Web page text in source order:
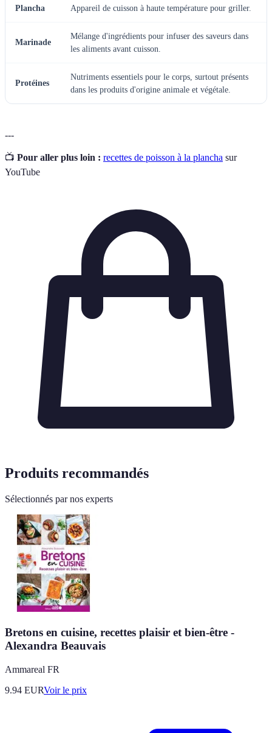
Plancha Appareil de cuisson à haute température pour griller.
Marinade
Mélange d'ingrédients pour infuser des saveurs dans
les aliments avant cuisson.
Protéines
Nutriments essentiels pour le corps, surtout présents
dans les produits d'origine animale et végétale.
---
📺 Pour aller plus loin : recettes de poisson à la plancha sur
YouTube
Produits recommandés
Sélectionnés par nos experts
Bretons en cuisine, recettes plaisir et bien-être -
Alexandra Beauvais
Ammareal FR
9.94 EURVoir le prix